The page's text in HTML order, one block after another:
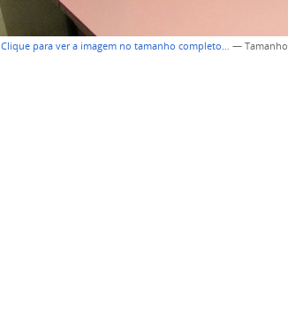
Clique para ver a imagem no tamanho completo… —Tamanho